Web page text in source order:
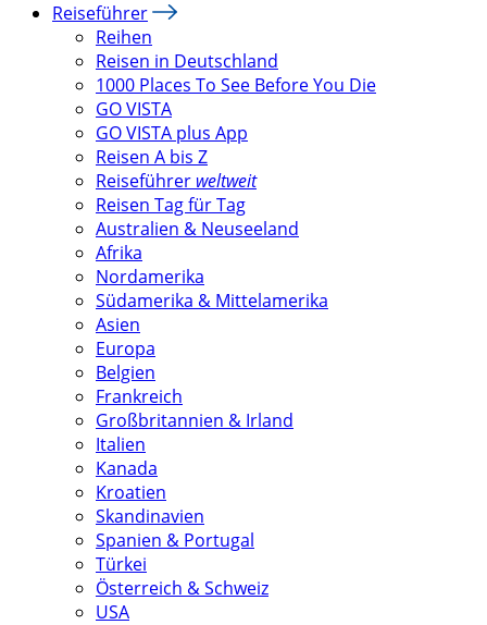
Reiseführer
Reihen
Reisen in Deutschland
1000 Places To See Before You Die
GO VISTA
GO VISTA plus App
Reisen A bis Z
Reiseführer weltweit
Reisen Tag für Tag
Australien & Neuseeland
Afrika
Nordamerika
Südamerika & Mittelamerika
Asien
Europa
Belgien
Frankreich
Großbritannien & Irland
Italien
Kanada
Kroatien
Skandinavien
Spanien & Portugal
Türkei
Österreich & Schweiz
USA